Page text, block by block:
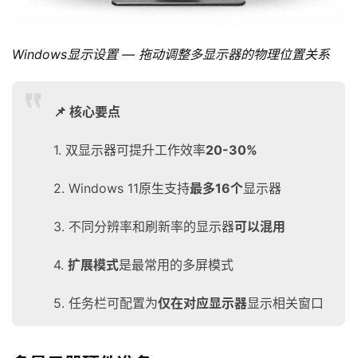
Windows显示设置 — 拖动调整多显示器的物理位置关系
📌 核心要点
1. 双显示器可提升工作效率20-30%
2. Windows 11原生支持最多16个显示器
3. 不同分辨率和刷新率的显示器可以混用
4. 扩展模式是最常用的多屏模式
5. 任务栏可配置为仅在对应显示器显示相关窗口